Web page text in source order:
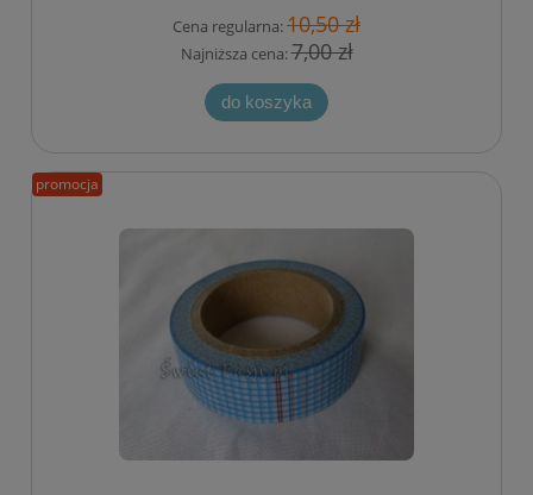
Cena regularna:10,50 zł
Najniższa cena:7,00 zł
do koszyka
promocja